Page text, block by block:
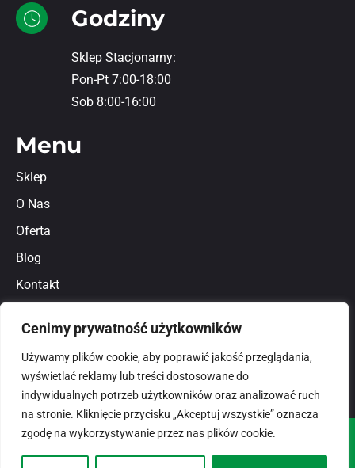
Cenimy prywatność użytkowników
Używamy plików cookie, aby poprawić jakość przeglądania,
wyświetlać reklamy lub treści dostosowane do
indywidualnych potrzeb użytkowników oraz analizować ruch
na stronie. Kliknięcie przycisku „Akceptuj wszystkie” oznacza
zgodę na wykorzystywanie przez nas plików cookie.
Godziny
Sklep Stacjonarny:
Pon-Pt 7:00-18:00
Sob 8:00-16:00
Menu
Sklep
O Nas
Oferta
Blog
Kontakt
Polityka prywatności
© 2026domlux.plZaprojektowany przez: